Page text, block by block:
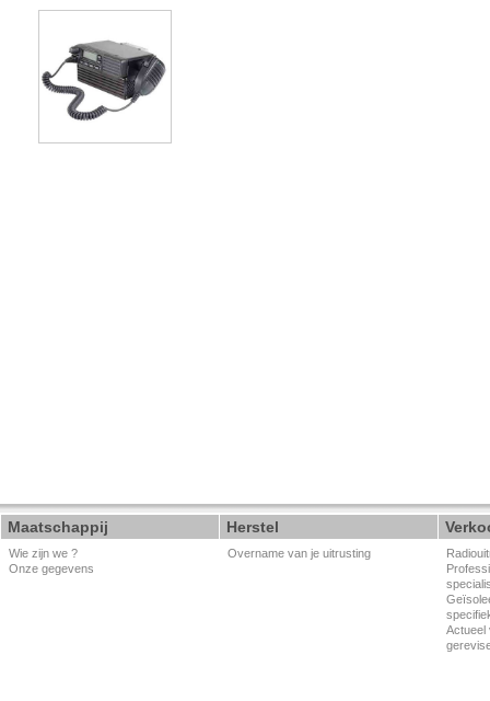
Maatschappij
Wie zijn we ?
Onze gegevens
Herstel
Overname van je uitrusting
Actueel